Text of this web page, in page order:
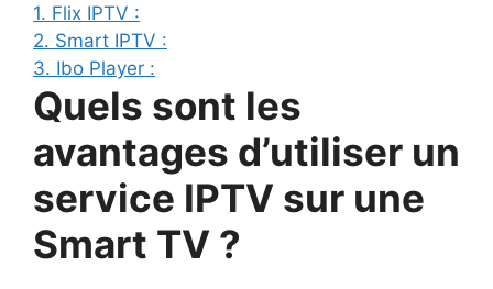
1. Flix IPTV :
2. Smart IPTV :
3. Ibo Player :
Quels sont les
avantages d’utiliser un
service IPTV sur une
Smart TV ?